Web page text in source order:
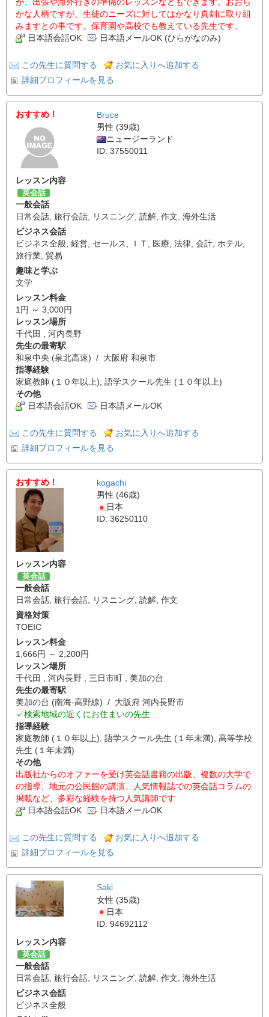
かな人柄ですが、生徒のニーズに対してはかなり真剣に取り組
みますとの事です。保育園や高校でも教えている先生です。
日本語会話OK
日本語メールOK (ひらがなのみ)
この先生に質問する
お気に入りへ追加する
詳細プロフィールを見る
おすすめ！
Bruce
男性 (39歳)
ニュージーランド
ID: 37550011
レッスン内容
英会話
一般会話
日常会話 旅行会話 リスニング 読解 作文 海外生活
ビジネス会話
ビジネス全般 経営 セールス ＩＴ 医療 法律 会計 ホテル
旅行業 貿易
趣味と学ぶ
文学
レッスン料金
1円 ～ 3,000円
レッスン場所
千代田 , 河内長野
先生の最寄駅
和泉中央 (泉北高速) / 大阪府 和泉市
指導経験
家庭教師 (１０年以上), 語学スクール先生 (１０年以上)
その他
日本語会話OK
日本語メールOK
この先生に質問する
お気に入りへ追加する
詳細プロフィールを見る
おすすめ！
kogachi
男性 (46歳)
日本
ID: 36250110
レッスン内容
英会話
一般会話
日常会話, 旅行会話, リスニング, 読解, 作文
資格対策
TOEIC
レッスン料金
1,666円 ～ 2,200円
レッスン場所
千代田 , 河内長野 , 三日市町 , 美加の台
先生の最寄駅
美加の台 (南海-高野線) / 大阪府 河内長野市
✓検索地域の近くにお住まいの先生
指導経験
家庭教師 (１０年以上), 語学スクール先生 (１年未満), 高等学校
先生 (１年未満)
その他
出版社からのオファーを受け英会話書籍の出版、複数の大学で
の指導、地元の公民館の講演、人気情報誌での英会話コラムの
掲載など、多彩な経験を持つ人気講師です
日本語会話OK
日本語メールOK
この先生に質問する
お気に入りへ追加する
詳細プロフィールを見る
Saki
女性 (35歳)
日本
ID: 94692112
レッスン内容
英会話
一般会話
日常会話 旅行会話 リスニング 読解 作文 海外生活
ビジネス会話
ビジネス全般